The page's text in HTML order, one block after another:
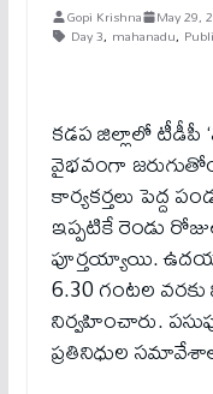
Gopi Krishna May 29,
Day 3, mahanadu,
కడప జిల్లాలో టీడీపీ
వైభవంగా
కార్యకర్తలు
ఇప్పటికే రెండు
పూర్తయ్యాయి.
6.30 గంటల
నిర్వహించారు.
ప్రతినిధుల